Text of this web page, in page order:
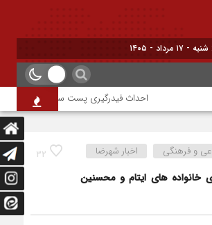
مرداد - ۱۴۰۵
احداث فیدرگیری پست سیار شهرک رازی؛
32 و فرهنگی اخبار شهرضا
خانواده های ایتام و محسنین